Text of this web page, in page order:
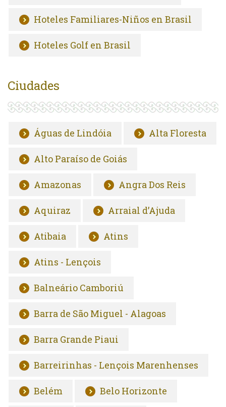
Hoteles Familiares-Niños en Brasil
Hoteles Golf en Brasil
Ciudades
Águas de Lindóia Alta Floresta
Alto Paraíso de Goiás
Amazonas Angra Dos Reis
Aquiraz Arraial d’Ajuda
Atibaia Atins
Atins - Lençois
Balneário Camboriú
Barra de São Miguel - Alagoas
Barra Grande Piaui
Barreirinhas - Lençois Marenhenses
Belém Belo Horizonte